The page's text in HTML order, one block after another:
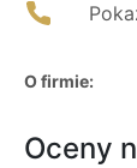
O firmie:
Oceny